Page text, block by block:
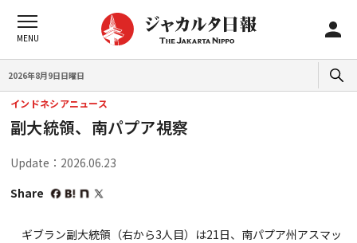
2026年8月9日日曜日
インドネシアニュース
副大統領、南パプア視察
Update：2026.06.23
Share
ギブラン副大統領（右から3人目）は21日、南パプア州アスマッ